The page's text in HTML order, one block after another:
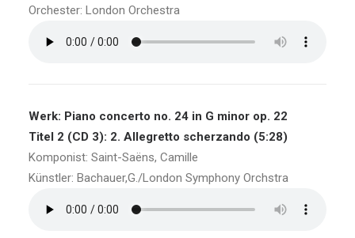
Orchester: London Orchestra
Werk: Piano concerto no. 24 in G minor op. 22
Titel 2 (CD 3): 2. Allegretto scherzando (5:28)
Komponist: Saint-Saëns, Camille
Künstler: Bachauer,G./London Symphony Orchstra